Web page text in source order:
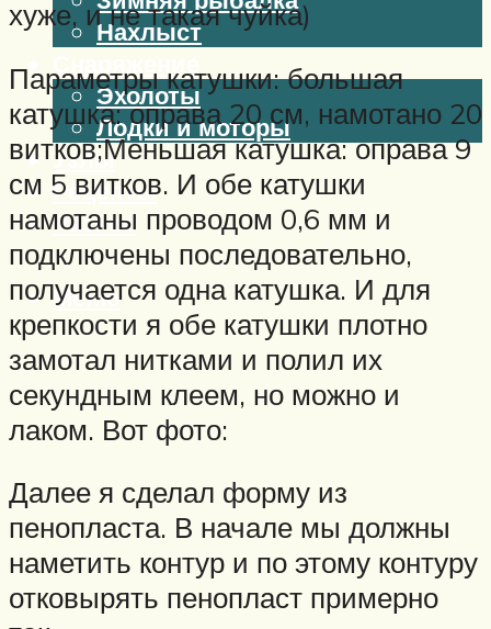
Нахлыст
Эхолоты
Лодки и моторы
Узлы
Рецепты
Разное
Меню
хуже, и не такая чуйка)
Параметры катушки: большая
катушка: оправа 20 см, намотано 20
витков;Меньшая катушка: оправа 9
см 5 витков. И обе катушки
намотаны проводом 0,6 мм и
подключены последовательно,
получается одна катушка. И для
крепкости я обе катушки плотно
замотал нитками и полил их
секундным клеем, но можно и
лаком. Вот фото:
Далее я сделал форму из
пенопласта. В начале мы должны
наметить контур и по этому контуру
отковырять пенопласт примерно